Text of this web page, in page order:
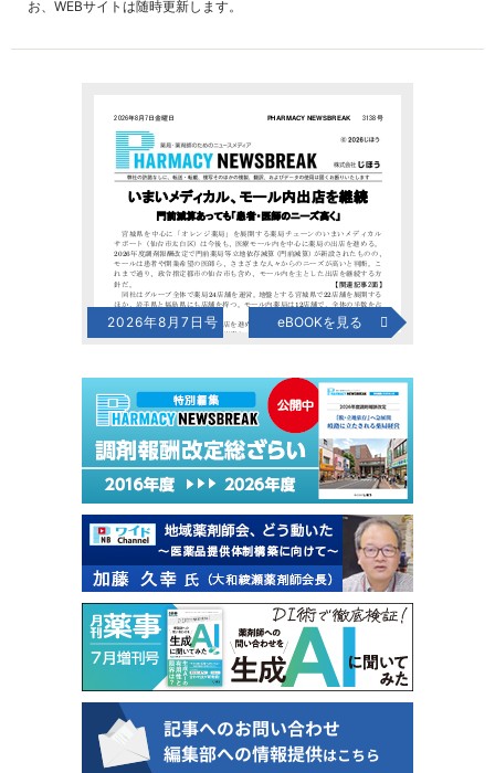
お、WEBサイトは随時更新します。
2026年8月7日号 eBOOKを見る